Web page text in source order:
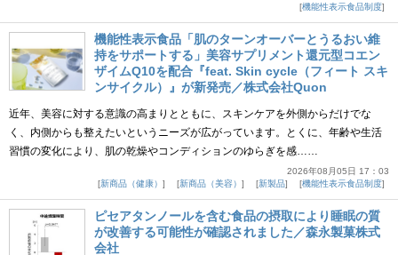
機能性表示食品制度
機能性表示食品「肌のターンオーバーとうるおい維
持をサポートする」美容サプリメント還元型コエン
ザイムQ10を配合『feat. Skin cycle（フィート スキ
ンサイクル）』が新発売／株式会社Quon
近年、美容に対する意識の高まりとともに、スキンケアを外側からだけでな
く、内側からも整えたいというニーズが広がっています。とくに、年齢や生活
習慣の変化により、肌の乾燥やコンディションのゆらぎを感……
2026年08月05日 17：03
新商品（健康）
新商品（美容） 新製品 機能性表示食品制度
ピセアタンノールを含む食品の摂取により睡眠の質
が改善する可能性が確認されました／森永製菓株式
会社